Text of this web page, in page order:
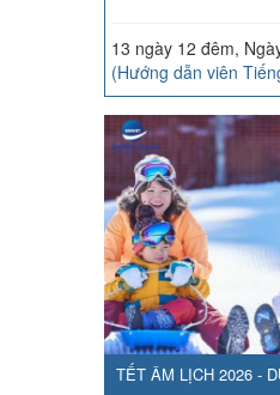
13 ngày 12 đêm,
(Hướng dẫn viên
TẾT ÂM LỊCH 2026 -